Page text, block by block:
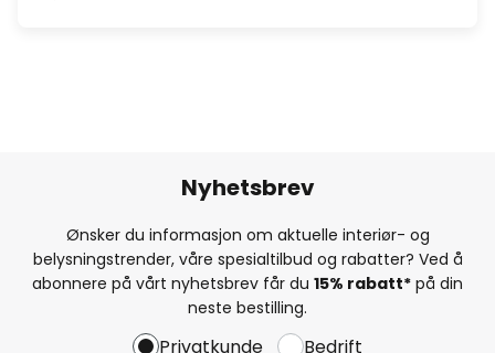
Nyhetsbrev
Ønsker du informasjon om aktuelle interiør- og
belysningstrender, våre spesialtilbud og rabatter? Ved å
abonnere på vårt nyhetsbrev får du 15% rabatt* på din
neste bestilling.
Privatkunde Bedrift